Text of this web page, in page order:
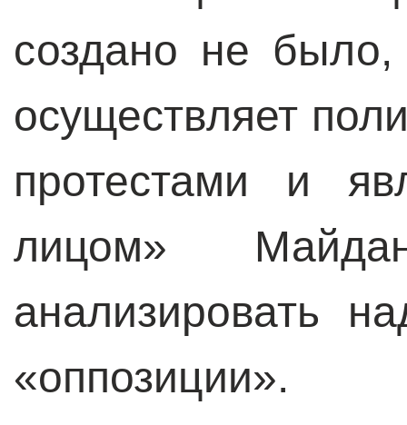
создано не
осуществляет
протестами и
лицом»
анализировать
«оппозиции».